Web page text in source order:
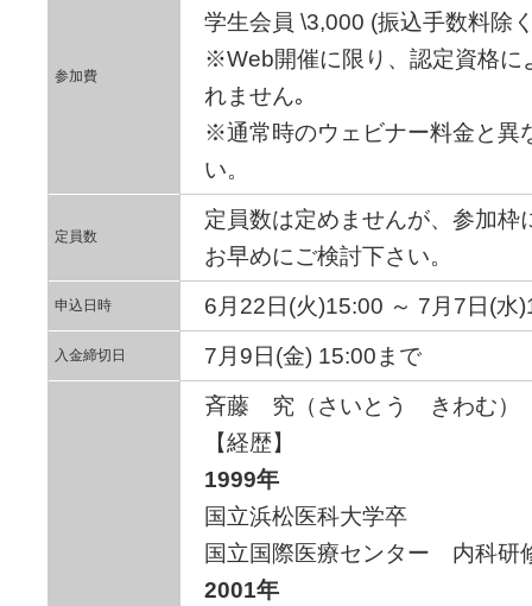
参加費
学生会員 \3,000 (振込手数料除
※Web開催に限り、認定資格に
れません｡
※通常時のウェビナー料金と異
い。
定員数
定員数は定めませんが、参加枠
お早めにご検討下さい。
申込日時 6月22日(火)15:00 ～ 7月7日(水
入金締切日 7月9日(金) 15:00まで
斉藤 究（さいとう きわむ）
【経歴】
1999年
国立浜松医科大学卒
国立国際医療センター 内科研
2001年